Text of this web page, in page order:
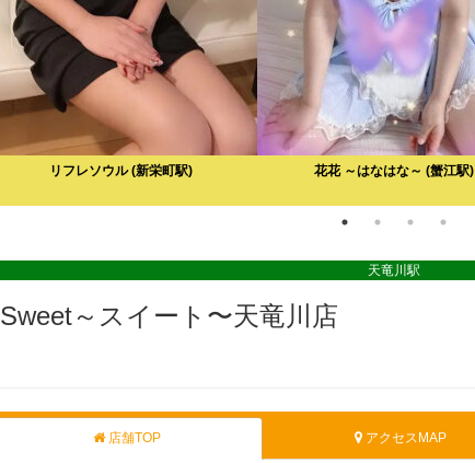
リフレソウル(新栄町駅) 花花 ～はなはな～ (蟹江駅)
天竜川駅
Sweet～スイート〜天竜川店
店舗TOP アクセスMAP